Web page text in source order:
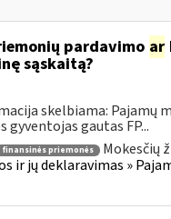
pardavimo ar
sąskaitą?
skelbiama:
gautas FP...
finansinės priemonės Mokesčių
ir jų deklaravimas »